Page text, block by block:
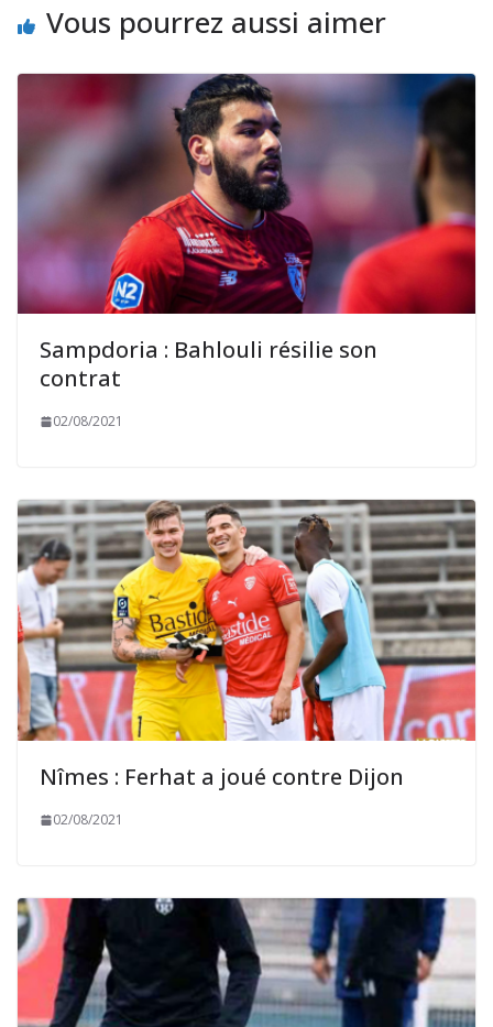
Vous pourrez aussi aimer
Sampdoria : Bahlouli résilie son
contrat
02/08/2021
Nîmes : Ferhat a joué contre Dijon
02/08/2021